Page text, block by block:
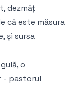
dezmăț
că este măsura
și sursa
o
- pastorul